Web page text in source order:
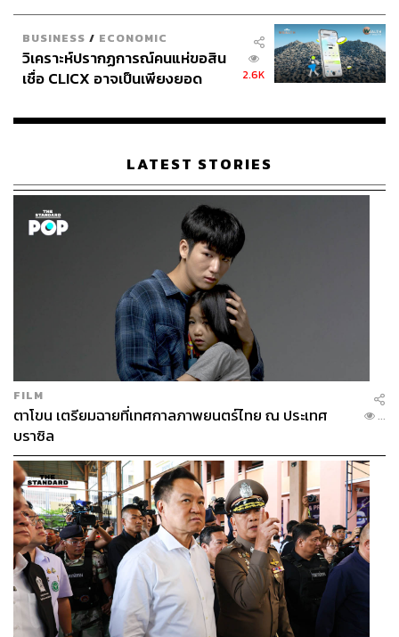
BUSINESS / ECONOMIC
วิเคราะห์ปรากฏการณ์คนแห่ขอสิน
เชื่อ CLICX อาจเป็นเพียงยอด
เรือนไทยที่ถูกซุกไว้
2.6K
LATEST STORIES
FILM
ตาโขน เตรียมฉายที่เทศกาลภาพยนตร์ไทย ณ ประเทศ
บราซิล
...